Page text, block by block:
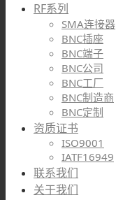
RF系列
SMA连接器
BNC插座
BNC端子
BNC公司
BNC工厂
BNC制造商
BNC定制
资质证书
ISO9001
IATF16949
联系我们
关于我们